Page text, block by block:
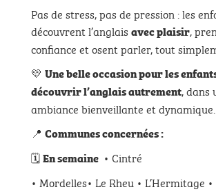
Pas de stress, pas de pression : les
découvrent l’anglaisavec plaisir,
confiance et osent parler, tout
💛 Une belle occasion pour les
découvrir l’anglais autrement, dans
ambiance bienveillante et dynamique.
📍 Communes concernées :
🗓️En semaine • Cintré
• Mordelles• Le Rheu • L’Hermitage